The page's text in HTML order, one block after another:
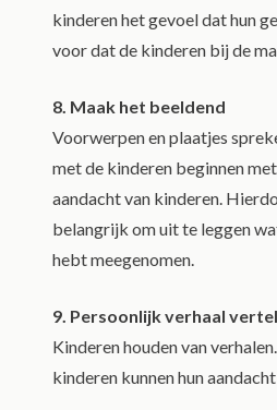
kinderen het gevoel dat hun
voor dat de kinderen bij de
8. Maak het beeldend
Voorwerpen en plaatjes
met de kinderen beginnen
aandacht van kinderen.
belangrijk om uit te leggen
hebt meegenomen.
9. Persoonlijk verhaal
Kinderen houden van
kinderen kunnen hun